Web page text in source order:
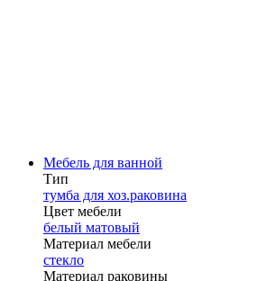
Мебель для ванной
Тип
тумба для хоз.раковина
Цвет мебели
белый матовый
Материал мебели
стекло
Материал раковины